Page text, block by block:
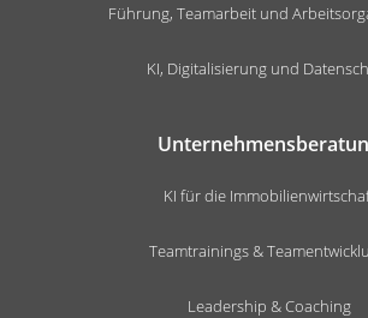
Führung, Teamarbeit und
KI, Digitalisierung und
KI für die
Teamtrainings &
Leadership & Coaching